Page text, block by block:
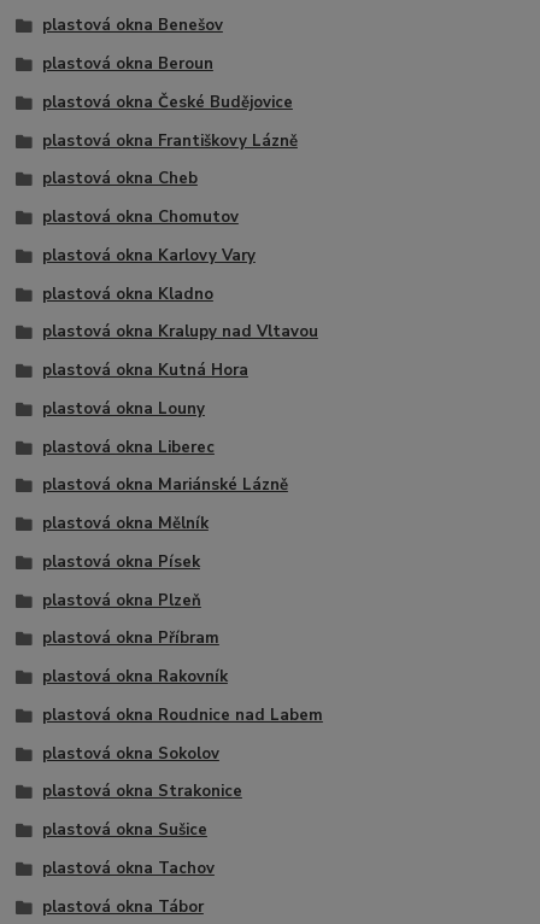
plastová okna Benešov
plastová okna Beroun
plastová okna České Budějovice
plastová okna Františkovy Lázně
plastová okna Cheb
plastová okna Chomutov
plastová okna Karlovy Vary
plastová okna Kladno
plastová okna Kralupy nad Vltavou
plastová okna Kutná Hora
plastová okna Louny
plastová okna Liberec
plastová okna Mariánské Lázně
plastová okna Mělník
plastová okna Písek
plastová okna Plzeň
plastová okna Příbram
plastová okna Rakovník
plastová okna Roudnice nad Labem
plastová okna Sokolov
plastová okna Strakonice
plastová okna Sušice
plastová okna Tachov
plastová okna Tábor